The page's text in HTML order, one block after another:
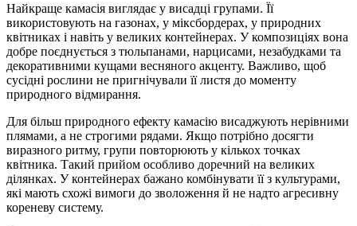
Найкраще камасія виглядає у висадці групами. Її
використовують на газонах, у міксбордерах, у природних
квітниках і навіть у великих контейнерах. У композиціях вона
добре поєднується з тюльпанами, нарцисами, незабудками та
декоративними кущами весняного акценту. Важливо, щоб
сусідні рослини не пригнічували її листя до моменту
природного відмирання.
Для більш природного ефекту камасію висаджують нерівними
плямами, а не строгими рядами. Якщо потрібно досягти
виразного ритму, групи повторюють у кількох точках
квітника. Такий прийом особливо доречний на великих
ділянках. У контейнерах бажано комбінувати її з культурами,
які мають схожі вимоги до зволоження й не надто агресивну
кореневу систему.